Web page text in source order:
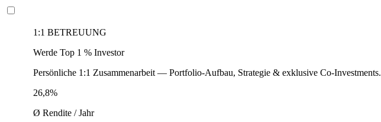
1:1 BETREUUNG
Werde Top 1 % Investor
Persönliche 1:1 Zusammenarbeit — Portfolio-Aufbau, Strategie & exklusive Co-Investments.
26,8%
Ø Rendite / Jahr